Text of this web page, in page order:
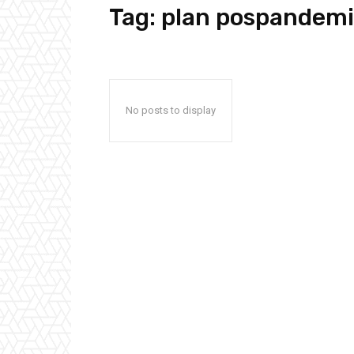
Tag: plan
No posts to display